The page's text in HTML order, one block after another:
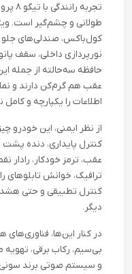
طولانی و چشم‌گیر است.
کول‌باکس، صندلی‌های جلو
نورپردازی داخلی، سقف
حافظه‌ سه‌حالته از جمله
اطلاعات را یکپارچه و
از نظر ایمنی، این
کنترل پایداری، دنده
عقب، ترمز خودکار، رادار
ترافیک، خوانش تابلوهای
کنترل تطبیقی و حتی
دیگر .
در کنار این‌ها،
بی‌سیم، رکاب برقی، تهویه